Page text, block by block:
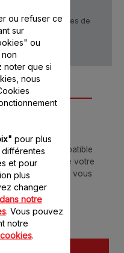
Conditions générales de
1
est bien compatible
la référence de votre
ci-dessous ou vous
ou refuser ce
sur
ou
noter que si
nous
pour plus
et pour
plus
changer
dans notre
. Vous pouvez
notre
.